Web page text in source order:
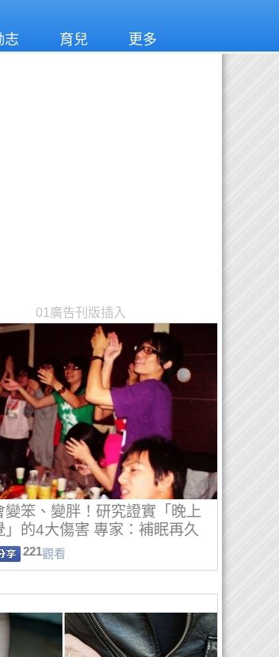
志 育兒 更多
01廣告刊版插入
變笨、變胖！研究證實「晚上
」的4大傷害 專家：補眠再久
！221觀看